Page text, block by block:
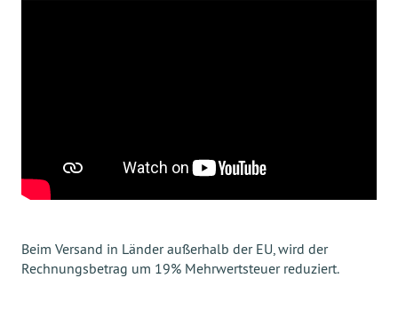
Beim Versand in Länder außerhalb der EU, wird der
Rechnungsbetrag um 19% Mehrwertsteuer reduziert.